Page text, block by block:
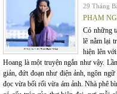
29 Tháng
PHẠM
Có những
lẽ nằm lại
hiện lên
Hoang là một truyện ngắn như vậy.
giản, đứt đoạn như điện ảnh, ngôn
đọc vừa bối rối vừa ám ảnh. Nhà phê